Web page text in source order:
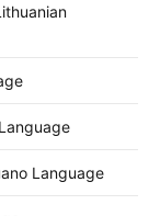
Language